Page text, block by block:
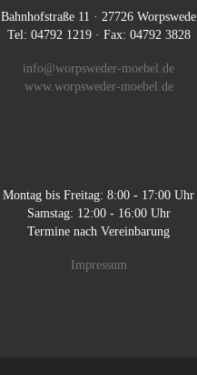
Bahnhofstraße 11 · 27726 Worpswede
Tel: 04792 1219 · Fax: 04792 3828
info@worpsweder-moebel.de
www.worpsweder-moebel.de
Montag bis Freitag: 8:00 - 17:00 Uhr
Samstag: 12:00 - 16:00 Uhr
Termine nach Vereinbarung
Impressum